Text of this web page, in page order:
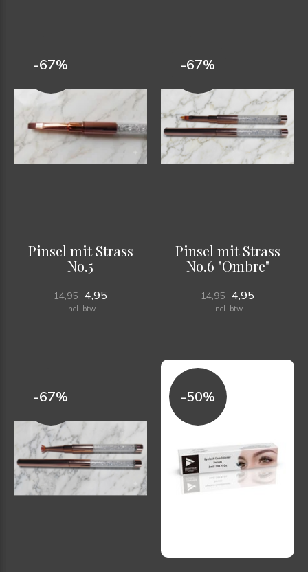
-67%
Pinsel mit Strass
No.5
14,95 4,95
Incl. btw
-67%
Pinsel mit Strass
No.6 "Ombre"
14,95 4,95
Incl. btw
-67% -50%